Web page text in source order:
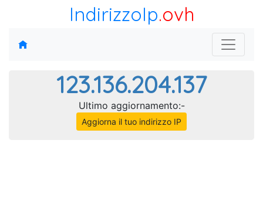
IndirizzoIp.ovh
123.136.204.137
Ultimo aggiornamento:-
Aggiorna il tuo indirizzo IP